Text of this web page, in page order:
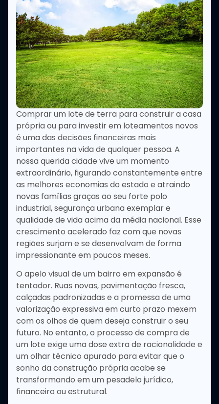
Comprar um lote de terra para construir a casa
própria ou para investir em loteamentos novos
é uma das decisões financeiras mais
importantes na vida de qualquer pessoa. A
nossa querida cidade vive um momento
extraordinário, figurando constantemente entre
as melhores economias do estado e atraindo
novas famílias graças ao seu forte polo
industrial, segurança urbana exemplar e
qualidade de vida acima da média nacional. Esse
crescimento acelerado faz com que novas
regiões surjam e se desenvolvam de forma
impressionante em poucos meses.
O apelo visual de um bairro em expansão é
tentador. Ruas novas, pavimentação fresca,
calçadas padronizadas e a promessa de uma
valorização expressiva em curto prazo mexem
com os olhos de quem deseja construir o seu
futuro. No entanto, o processo de compra de
um lote exige uma dose extra de racionalidade e
um olhar técnico apurado para evitar que o
sonho da construção própria acabe se
transformando em um pesadelo jurídico,
financeiro ou estrutural.